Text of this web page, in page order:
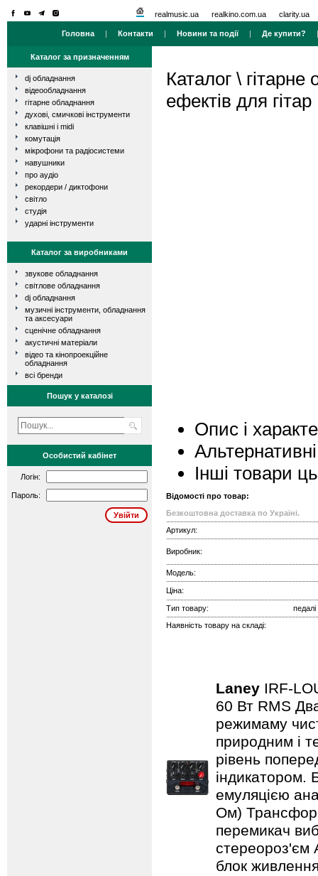
realmusic.ua realkino.com.ua clarity.ua
Головна | Контакти | Новини та події| Де купити?
Каталог за призначенням
dj обладнання
відеообладнання
гітарне обладнання
духові, смичкові інструменти
клавішні і midi
комутація
мікрофони та радіосистеми
навушники
про аудіо
рекордери / диктофони
світло
студія
ударні інструменти
Каталог за виробниками
звукове обладнання
світлове обладнання
dj обладнання
музичні інструменти, обладнання
та аксесуари
сценічне обладнання
акустичні матеріали
відео та кінопроекційне
обладнання
всі бренди
Пошук у каталозі
Особистий кабінет
Логін:
Пароль:
Каталог \ гітарне
ефектів для гітар
Опис і
Інші товари
Відомості про товар:
Безкоштовна доставка по Україні.
Артикул:
Виробник:
Модель:
Ціна:
Тип товару:
педалі
Наявність товару на складі:
Laney IRF-
60 Вт RMS
режимаму
природним і
рівень
індикатором.
емуляцією
Ом)
перемикач
стереороз'єм
блок